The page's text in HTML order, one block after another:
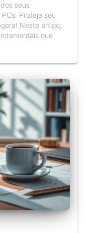
seus
Proteja seu
Neste artigo,
que